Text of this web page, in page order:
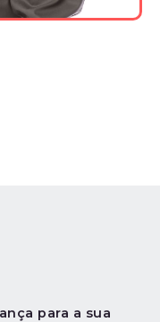
para a sua